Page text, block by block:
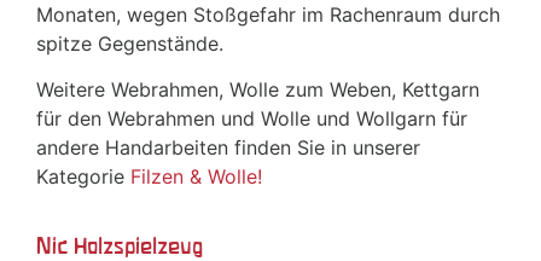
Monaten, wegen Stoßgefahr im Rachenraum durch
spitze Gegenstände.
Weitere Webrahmen, Wolle zum Weben, Kettgarn
für den Webrahmen und Wolle und Wollgarn für
andere Handarbeiten finden Sie in unserer
Kategorie Filzen & Wolle!
Nic Holzspielzeug